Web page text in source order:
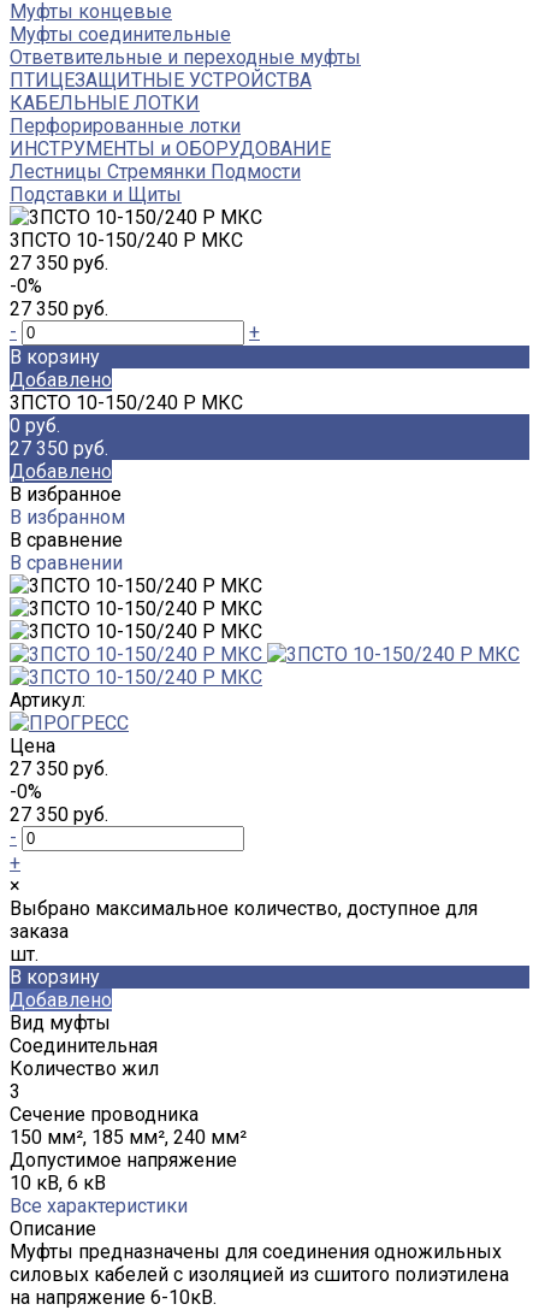
Муфты концевые
Муфты соединительные
Ответвительные и переходные муфты
ПТИЦЕЗАЩИТНЫЕ УСТРОЙСТВА
КАБЕЛЬНЫЕ ЛОТКИ
Перфорированные лотки
ИНСТРУМЕНТЫ и ОБОРУДОВАНИЕ
Лестницы Стремянки Подмости
Подставки и Щиты
3ПСТО 10-150/240 Р МКС
27 350 руб.
-0%
27 350 руб.
-
+
В корзину
Добавлено
3ПСТО 10-150/240 Р МКС
0 руб.
27 350 руб.
Добавлено
В избранное
В избранном
В сравнение
В сравнении
Артикул:
Цена
27 350 руб.
-0%
27 350 руб.
-
+
×
Выбрано максимальное количество, доступное для
заказа
шт.
В корзину
Добавлено
Вид муфты
Соединительная
Количество жил
3
Сечение проводника
150 мм², 185 мм², 240 мм²
Допустимое напряжение
10 кВ, 6 кВ
Все характеристики
Описание
Муфты предназначены для соединения одножильных
силовых кабелей с изоляцией из сшитого полиэтилена
на напряжение 6-10кВ.